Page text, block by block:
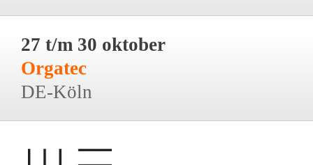
27 t/m 30 oktober
Orgatec
DE-Köln